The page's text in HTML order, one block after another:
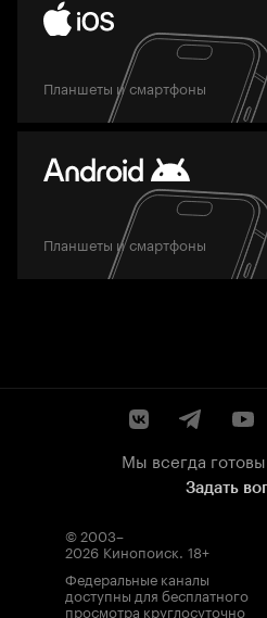
Планшеты и смартфоны
Планшеты и смартфоны
Мы всегда
Задать
© 2003–
2026 Кинопоиск. 18+
Федеральные каналы
доступны для бесплатного
просмотра круглосуточно